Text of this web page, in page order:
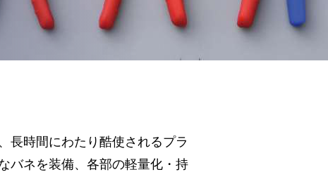
長時間にわたり酷使されるプラ
バネを装備、各部の軽量化・持